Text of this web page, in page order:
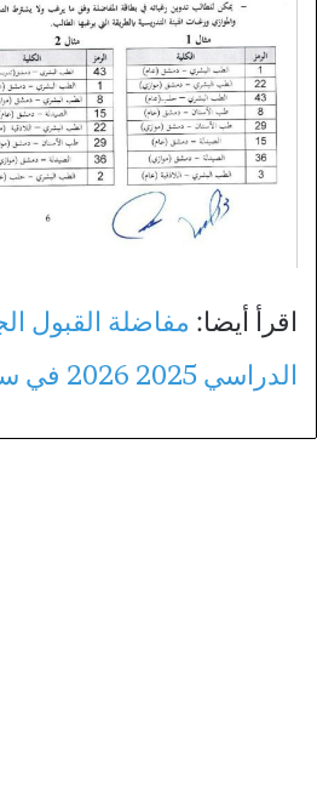
اقرأ أيضا: مفاضلة القبول
الدراسي 2025 2026 في سوريا